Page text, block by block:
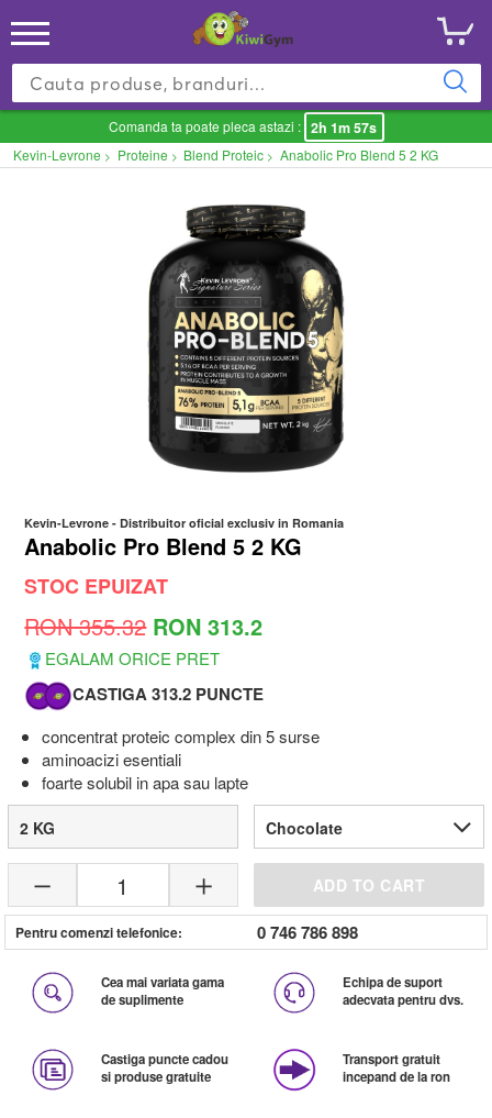
Comanda ta poate pleca astazi : 2h 1m 57s
Kevin-Levrone > Proteine > Blend Proteic > Anabolic Pro Blend 5 2 KG
Kevin-Levrone - Distribuitor oficial exclusiv in Romania
Anabolic Pro Blend 5 2 KG
STOC EPUIZAT
RON 355.32 RON 313.2
EGALAM ORICE PRET
CASTIGA 313.2 PUNCTE
concentrat proteic complex din 5 surse
aminoacizi esentiali
foarte solubil in apa sau lapte
2 KG Chocolate
1 ADD TO CART
Pentru comenzi telefonice: 0 746 786 898
Cea mai variata gama
de suplimente
Echipa de suport
adecvata pentru dvs.
Castiga puncte cadou
si produse gratuite
Transport gratuit
incepand de la ron